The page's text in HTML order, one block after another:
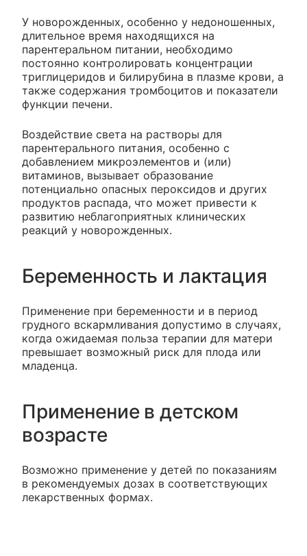
У новорожденных, особенно у недоношенных,
длительное время находящихся на
парентеральном питании, необходимо
постоянно контролировать концентрации
триглицеридов и билирубина в плазме крови, а
также содержания тромбоцитов и показатели
функции печени.
Воздействие света на растворы для
парентерального питания, особенно с
добавлением микроэлементов и (или)
витаминов, вызывает образование
потенциально опасных пероксидов и других
продуктов распада, что может привести к
развитию неблагоприятных клинических
реакций у новорожденных.
Беременность и лактация
Применение при беременности и в период
грудного вскармливания допустимо в случаях,
когда ожидаемая польза терапии для матери
превышает возможный риск для плода или
младенца.
Применение в детском
возрасте
Возможно применение у детей по показаниям
в рекомендуемых дозах в соответствующих
лекарственных формах.